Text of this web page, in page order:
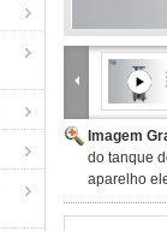
Imagem
do tanque
aparelho